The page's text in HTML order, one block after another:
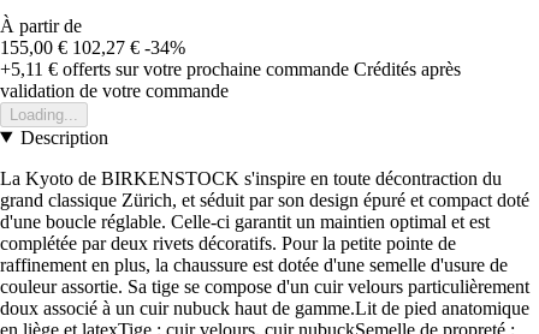
À partir de
155,00 € 102,27 € -34%
+5,11 € offerts sur votre prochaine commande Crédités après
validation de votre commande
Loading...
Description
La Kyoto de BIRKENSTOCK s'inspire en toute décontraction du
grand classique Zürich, et séduit par son design épuré et compact doté
d'une boucle réglable. Celle-ci garantit un maintien optimal et est
complétée par deux rivets décoratifs. Pour la petite pointe de
raffinement en plus, la chaussure est dotée d'une semelle d'usure de
couleur assortie. Sa tige se compose d'un cuir velours particulièrement
doux associé à un cuir nubuck haut de gamme.Lit de pied anatomique
en liège et latexTige : cuir velours, cuir nubuckSemelle de propreté :